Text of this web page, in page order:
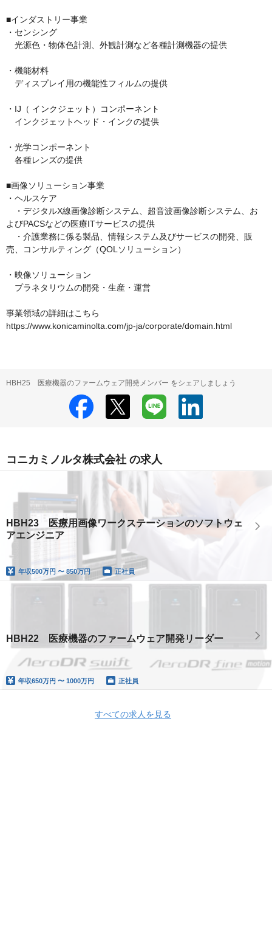
■インダストリー事業
・センシング
光源色・物体色計測、外観計測など各種計測機器の提供
・機能材料
ディスプレイ用の機能性フィルムの提供
・IJ（ インクジェット）コンポーネント
インクジェットヘッド・インクの提供
・光学コンポーネント
各種レンズの提供
■画像ソリューション事業
・ヘルスケア
・デジタルX線画像診断システム、超音波画像診断システム、お
よびPACSなどの医療ITサービスの提供
・介護業務に係る製品、情報システム及びサービスの開発、販
売、コンサルティング（QOLソリューション）
・映像ソリューション
プラネタリウムの開発・生産・運営
事業領域の詳細はこちら
https://www.konicaminolta.com/jp-ja/corporate/domain.html
HBH25 医療機器のファームウェア開発メンバー をシェアしましょう
コニカミノルタ株式会社 の求人
HBH23 医療用画像ワークステーションのソフトウェ
アエンジニア
年収500万円 〜 850万円 正社員
HBH22 医療機器のファームウェア開発リーダー
年収650万円 〜 1000万円 正社員
すべての求人を見る